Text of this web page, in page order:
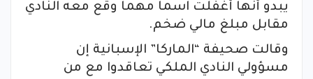
يبدو أنها أغفلت اسما مهما وقع معه النادي
مقابل مبلغ مالي ضخم.
وقالت صحيفة “الماركا” الإسبانية إن
مسؤولي النادي الملكي تعاقدوا مع من